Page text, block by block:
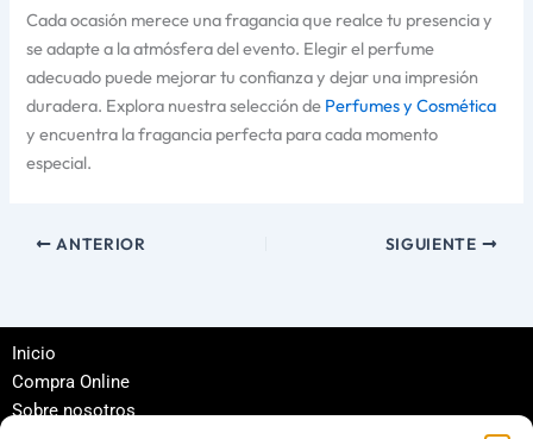
Cada ocasión merece una fragancia que realce tu presencia y
se adapte a la atmósfera del evento. Elegir el perfume
adecuado puede mejorar tu confianza y dejar una impresión
duradera. Explora nuestra selección de Perfumes y Cosmética
y encuentra la fragancia perfecta para cada momento
especial.
ANTERIOR SIGUIENTE
Inicio
Compra Online
Sobre nosotros